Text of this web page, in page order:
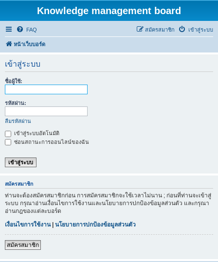
Knowledge management board
FAQ เข้าสู่ระบบ
สมัครสมาชิก
หน้าเว็บบอร์ด
เข้าสู่ระบบ
ชื่อผู้ใช้:
รหัสผ่าน:
ลืมรหัสผ่าน
เข้าสู่ระบบอัตโนมัติ
ซ่อนสถานะการออนไลน์ของฉัน
สมัครสมาชิก
ท่านจะต้องสมัครสมาชิกก่อน การสมัครสมาชิกจะใช้เวลาไม่นาน ; ก่อนที่ท่านจะเข้าสู่
ระบบ กรุณาอ่านเงื่อนไขการใช้งานและนโยบายการปกป้องข้อมูลส่วนตัว และกรุณา
อ่านกฎของแต่ละบอร์ด
เงื่อนไขการใช้งาน| นโยบายการปกป้องข้อมูลส่วนตัว
สมัครสมาชิก